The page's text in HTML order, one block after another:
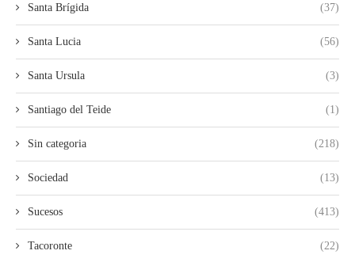
Santa Brígida (37)
Santa Lucia (56)
Santa Ursula (3)
Santiago del Teide (1)
Sin categoria (218)
Sociedad (13)
Sucesos (413)
Tacoronte (22)